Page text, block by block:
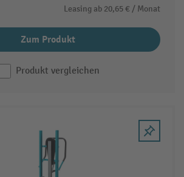
Leasing ab 20,65 € / Monat
Zum Produkt
Produkt vergleichen